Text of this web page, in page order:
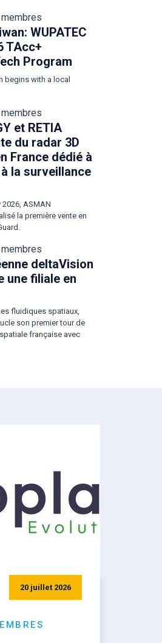
WUPATEC
TAcc+
Program
begins with a local
et RETIA
du radar 3D
France dédié à
la surveillance
ASMAN
la première vente en
deltaVision
une filiale en
fluidiques spatiaux,
son premier tour de
française avec
20 juillet 2026